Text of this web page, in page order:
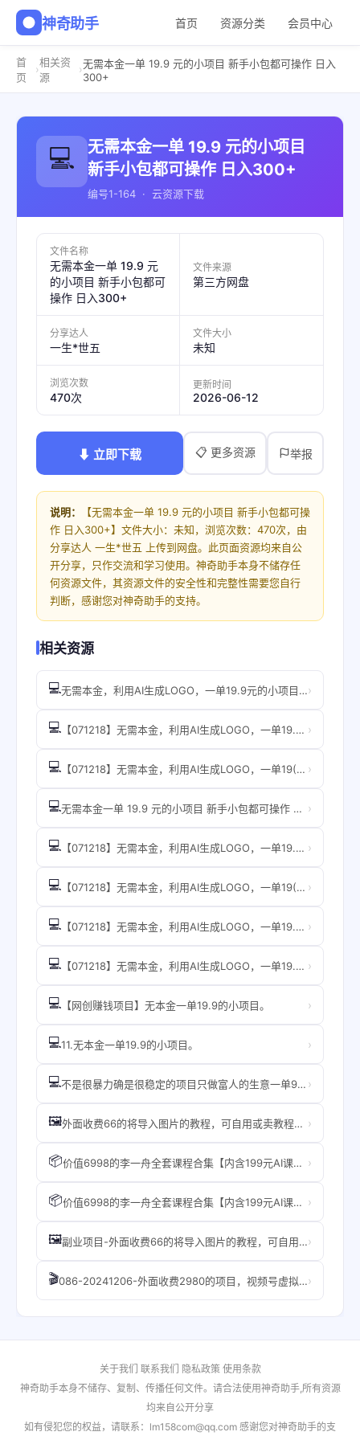
神奇助手 首页 资源分类 会员中心
首
页
›
相关资
源
›无需本金一单 19.9 元的小项目 新手小包都可操作 日入
300+
💻
无需本金一单 19.9 元的小项目
新手小包都可操作 日入300+
编号1-164 · 云资源下载
文件名称
无需本金一单 19.9 元
的小项目 新手小包都可
操作 日入300+
文件来源
第三方网盘
分享达人
一生*世五
文件大小
未知
浏览次数
470次
更新时间
2026-06-12
⬇ 立即下载 📋 更多资源 举报
说明：
【无需本金一单 19.9 元的小项目 新手小包都可操
作 日入300+】文件大小：未知，浏览次数：470次，由
分享达人 一生*世五 上传到网盘。此页面资源均来自公
开分享，只作交流和学习使用。神奇助手本身不储存任
何资源文件，其资源文件的安全性和完整性需要您自行
判断，感谢您对神奇助手的支持。
相关资源
💻 无需本金，利用AI生成LOGO，一单19.9元的小项目，新手小白都可操作›
💻 【071218】无需本金，利用AI生成LOGO，一单19.9元的小项目，新手小白 ›
💻 【071218】无需本金，利用AI生成LOGO，一单19(1).9元的小项目，新 ›
💻 无需本金一单 19.9 元的小项目 新手小包都可操作 日入300+ ›
💻 【071218】无需本金，利用AI生成LOGO，一单19.9元的小项目，新手小白都可操作 ›
💻 【071218】无需本金，利用AI生成LOGO，一单19(1).9元的小项目，新手小白都可操作 ›
💻 【071218】无需本金，利用AI生成LOGO，一单19.9元的小项目，新手小白都可操作 ›
💻 【071218】无需本金，利用AI生成LOGO，一单19.9元的小项目，新手小白都可操作 ›
💻 【网创赚钱项目】无本金一单19.9的小项目。 ›
💻11.无本金一单19.9的小项目。 ›
💻 不是很暴力确是很稳定的项目只做富人的生意一单99元到199元 ›
🖼️ 外面收费66的将导入图片的教程，可自用或卖教程，一单66元，轻松日入300+ ›
📦 价值6998的李一舟全套课程合集【内含199元AI课程】【目前全网已下架】 ›
📦 价值6998的李一舟全套课程合集【内含199元AI课程】【目前全网已下架】 ›
🖼️ 副业项目-外面收费66的将导入图片的教程，可自用或卖教程，一单66元，轻松日入30035›
🎬 086-20241206-外面收费2980的项目，视频号虚拟资源掘金，一单69元单月收益过W【揭秘】›
关于我们 联系我们 隐私政策 使用条款
神奇助手本身不储存、复制、传播任何文件。请合法使用神奇助手,所有资源
均来自公开分享
如有侵犯您的权益，请联系：lm158com@qq.com 感谢您对神奇助手的支